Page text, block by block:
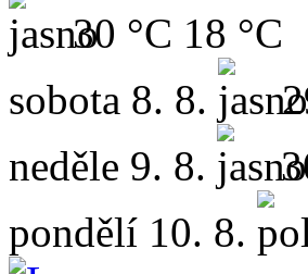
30 °C 18 °C
sobota 8. 8.
neděle 9. 8.
pondělí 10. 8.